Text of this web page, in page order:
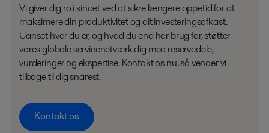
Vi giver dig ro i sindet ved at sikre længere oppetid for at
maksimere din produktivitet og dit investeringsafkast.
Uanset hvor du er, og hvad du end har brug for, støtter
vores globale servicenetværk dig med reservedele,
vurderinger og ekspertise. Kontakt os nu, så vender vi
tilbage til dig snarest.
Kontakt os